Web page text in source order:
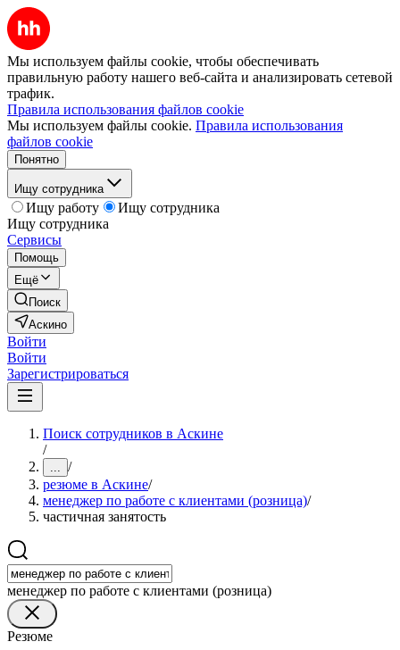
Мы используем файлы cookie, чтобы обеспечивать
правильную работу нашего веб-сайта и анализировать сетевой
трафик.
Правила использования файлов cookie
Мы используем файлы cookie. Правила использования
файлов cookie
Понятно
Ищу сотрудника
Ищу работу
Ищу сотрудника
Ищу сотрудника
Сервисы
Помощь
Ещё
Поиск
Аскино
Войти
Войти
Зарегистрироваться
Поиск сотрудников в Аскине
/
... /
резюме в Аскине/
менеджер по работе с клиентами (розница)/
частичная занятость
менеджер по работе с клиентами (розница)
Резюме